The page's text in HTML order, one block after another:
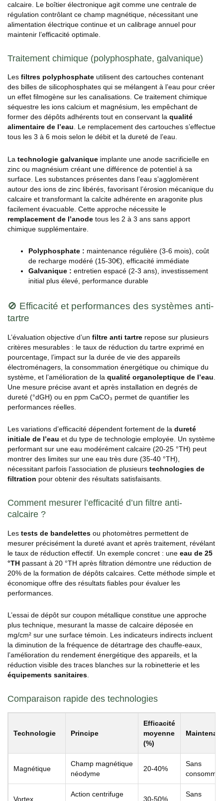
calcaire. Le boîtier électronique agit comme une centrale de
régulation contrôlant ce champ magnétique, nécessitant une
alimentation électrique continue et un calibrage annuel pour
maintenir l’efficacité optimale.
Traitement chimique (polyphosphate, galvanique)
Les filtres polyphosphate utilisent des cartouches contenant
des billes de silicophosphates qui se mélangent à l’eau pour créer
un effet filmogène sur les canalisations. Ce traitement chimique
séquestre les ions calcium et magnésium, les empêchant de
former des dépôts adhérents tout en conservant la qualité
alimentaire de l’eau. Le remplacement des cartouches s’effectue
tous les 3 à 6 mois selon le débit et la dureté de l’eau.
La technologie galvanique implante une anode sacrificielle en
zinc ou magnésium créant une différence de potentiel à sa
surface. Les substances présentes dans l’eau s’agglomèrent
autour des ions de zinc libérés, favorisant l’érosion mécanique du
calcaire et transformant la calcite adhérente en aragonite plus
facilement évacuable. Cette approche nécessite le
remplacement de l’anode tous les 2 à 3 ans sans apport
chimique supplémentaire.
Polyphosphate : maintenance régulière (3-6 mois), coût
de recharge modéré (15-30€), efficacité immédiate
Galvanique : entretien espacé (2-3 ans), investissement
initial plus élevé, performance durable
🚫 Efficacité et performances des systèmes anti-
tartre
L’évaluation objective d’un filtre anti tartre repose sur plusieurs
critères mesurables : le taux de réduction du tartre exprimé en
pourcentage, l’impact sur la durée de vie des appareils
électroménagers, la consommation énergétique ou chimique du
système, et l’amélioration de la qualité organoleptique de l’eau
Une mesure précise avant et après installation en degrés de
dureté (°dGH) ou en ppm CaCO₃ permet de quantifier les
performances réelles.
Les variations d’efficacité dépendent fortement de la dureté
initiale de l’eau et du type de technologie employée. Un système
performant sur une eau modérément calcaire (20-25 °TH) peut
montrer des limites sur une eau très dure (35-40 °TH),
nécessitant parfois l’association de plusieurs technologies de
filtration pour obtenir des résultats satisfaisants.
Comment mesurer l’efficacité d’un filtre anti-
calcaire ?
Les tests de bandelettes ou photomètres permettent de
mesurer précisément la dureté avant et après traitement, révélant
le taux de réduction effectif. Un exemple concret : une eau de 25
°TH passant à 20 °TH après filtration démontre une réduction de
20% de la formation de dépôts calcaires. Cette méthode simple et
économique offre des résultats fiables pour évaluer les
performances.
L’essai de dépôt sur coupon métallique constitue une approche
plus technique, mesurant la masse de calcaire déposée en
mg/cm² sur une surface témoin. Les indicateurs indirects incluent
la diminution de la fréquence de détartrage des chauffe-eaux,
l’amélioration du rendement énergétique des appareils, et la
réduction visible des traces blanches sur la robinetterie et les
équipements sanitaires
Comparaison rapide des technologies
Technologie Principe
Efficacité
moyenne
(%)
Magnétique
Champ magnétique
néodyme
20-40%
Sans
Vortex
Action centrifuge
30-50%
Sans